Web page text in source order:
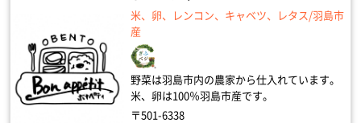
米、卵、レンコン、キャベツ、レタス/羽島市
産
野菜は羽島市内の農家から仕入れています。
米、卵は100％羽島市産です。
〒501-6338